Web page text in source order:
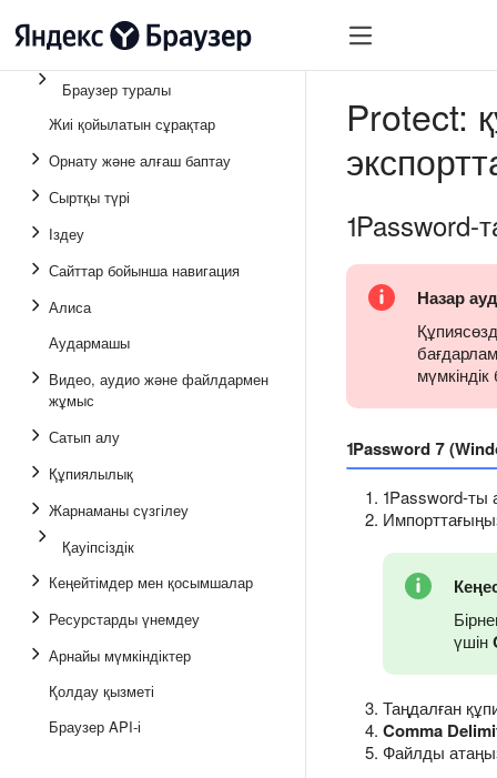
Браузер туралы
Жиі қойылатын сұрақтар
Орнату және алғаш баптау
Сыртқы түрі
Іздеу
Сайттар бойынша навигация
Алиса
Аудармашы
Видео, аудио және файлдармен
жұмыс
Сатып алу
Құпиялылық
Жарнаманы сүзгілеу
Қауіпсіздік
Кеңейтімдер мен қосымшалар
Ресурстарды үнемдеу
Арнайы мүмкіндіктер
Қолдау қызметі
Браузер API-і
Protect:
1Password-
Назар
1Password 7
1Password-
үшін
Таңдалған
Comma
Файлды